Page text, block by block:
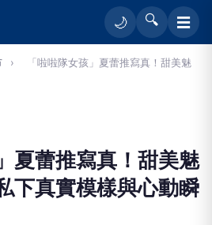
🌙 🔍 ☰
›
「啦啦隊女孩」夏蕾推寫真！甜美魅
夏蕾推寫真！甜美魅
真實模樣與心動瞬